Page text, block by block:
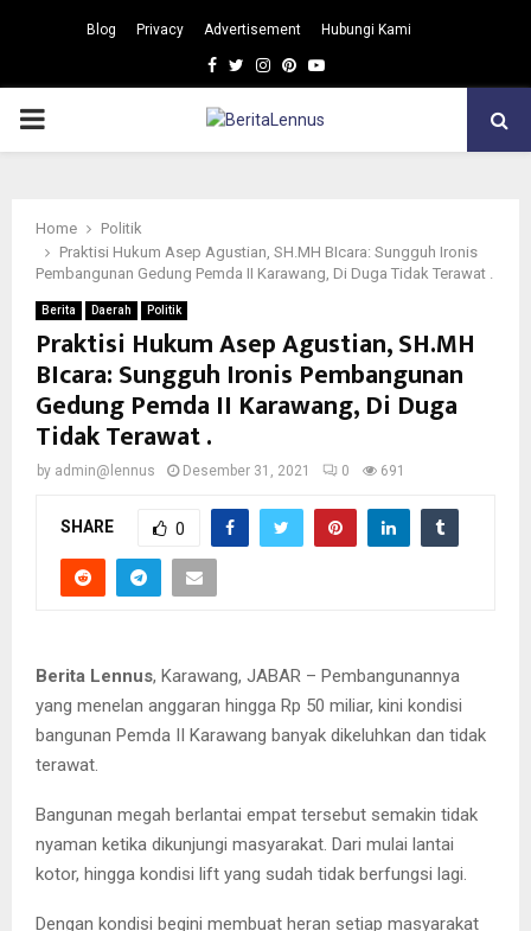
Blog Privacy Advertisement Hubungi Kami
Facebook
TwitterInstagram
Pinterest
Youtube
PRIMARY
Home
Politik
Praktisi Hukum Asep Agustian, SH.MH BIcara: Sungguh Ironis
Pembangunan Gedung Pemda II Karawang, Di Duga Tidak Terawat .
Berita Daerah Politik
Praktisi Hukum Asep Agustian, SH.MH
BIcara: Sungguh Ironis Pembangunan
Gedung Pemda II Karawang, Di Duga
Tidak Terawat .
by admin@lennus Desember 31, 2021 0 691
SHARE 0
Berita Lennus, Karawang, JABAR – Pembangunannya
yang menelan anggaran hingga Rp 50 miliar, kini kondisi
bangunan Pemda II Karawang banyak dikeluhkan dan tidak
terawat.
Bangunan megah berlantai empat tersebut semakin tidak
nyaman ketika dikunjungi masyarakat. Dari mulai lantai
kotor, hingga kondisi lift yang sudah tidak berfungsi lagi.
Dengan kondisi begini membuat heran setiap masyarakat